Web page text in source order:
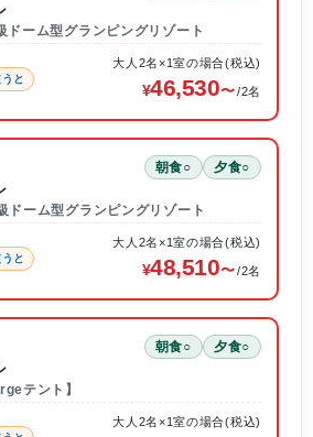
ドーム型グランピングリゾート
と
大人2名×1室の場合(税込)
46,530 /2名
朝食○ 夕食○
ドーム型グランピングリゾート
と
大人2名×1室の場合(税込)
48,510 /2名
朝食○ 夕食○
テント】
大人2名×1室の場合(税込)